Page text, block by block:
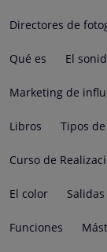
Directores de
Qué es El
Marketing de
Libros Tipos
Curso de
El color
Funciones